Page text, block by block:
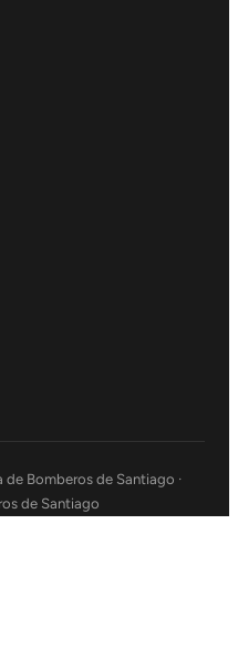
Bomberos de Santiago ·
de Santiago